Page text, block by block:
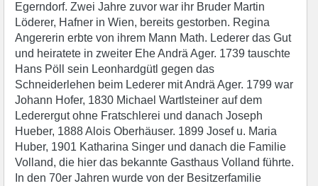
Egerndorf. Zwei Jahre zuvor war ihr Bruder Martin
Löderer, Hafner in Wien, bereits gestorben. Regina
Angererin erbte von ihrem Mann Math. Lederer das Gut
und heiratete in zweiter Ehe Andrä Ager. 1739 tauschte
Hans Pöll sein Leonhardgütl gegen das
Schneiderlehen beim Lederer mit Andrä Ager. 1799 war
Johann Hofer, 1830 Michael Wartlsteiner auf dem
Lederergut ohne Fratschlerei und danach Joseph
Hueber, 1888 Alois Oberhäuser. 1899 Josef u. Maria
Huber, 1901 Katharina Singer und danach die Familie
Volland, die hier das bekannte Gasthaus Volland führte.
In den 70er Jahren wurde von der Besitzerfamilie